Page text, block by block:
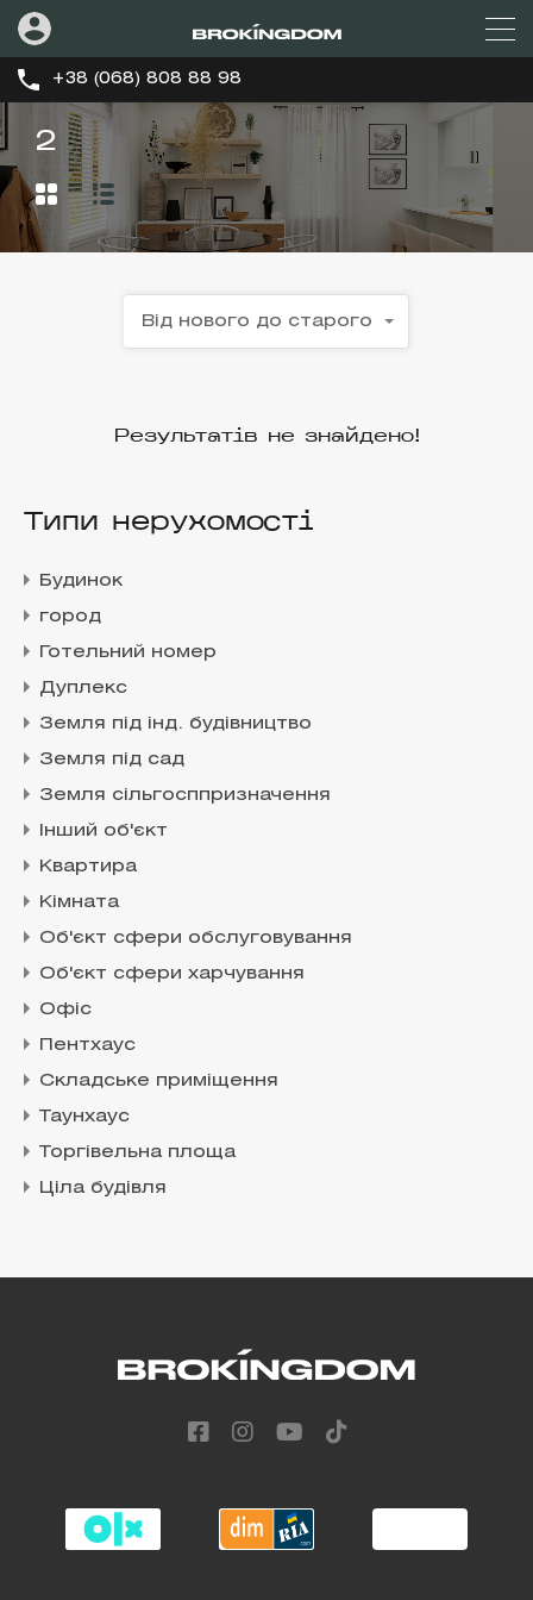
+38 (068) 808 88 98
2
Від нового до старого
Результатів не знайдено!
Типи нерухомості
Будинок
город
Готельний номер
Дуплекс
Земля під інд. будівництво
Земля під сад
Земля сільгосппризначення
Інший об'єкт
Квартира
Кімната
Об'єкт сфери обслуговування
Об'єкт сфери харчування
Офіс
Пентхаус
Складське приміщення
Таунхаус
Торгівельна площа
Ціла будівля